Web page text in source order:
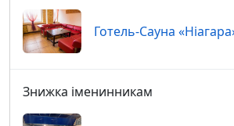
Готель-Сауна
Знижка іменинникам